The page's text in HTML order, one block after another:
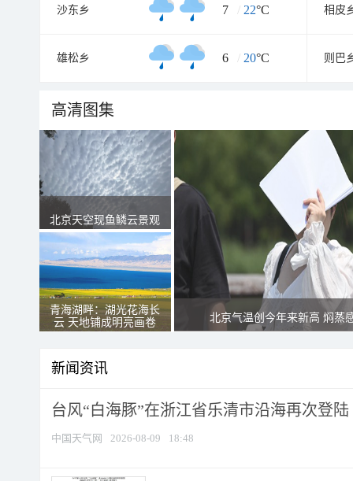
沙东乡 7 / 22°C 相皮
雄松乡 6 / 20°C 则巴
高清图集
北京天空现鱼鳞云景观
青海湖畔：湖光花海长
云 天地铺成明亮画卷
北京气温创今年来新高 焖蒸
新闻资讯
台风“白海豚”在浙江省乐清市沿海再次登陆
中国天气网 2026-08-09 18:48